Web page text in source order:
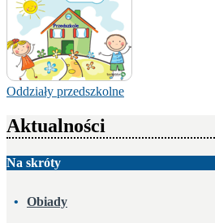
Oddziały przedszkolne
Aktualności
Na skróty
Obiady